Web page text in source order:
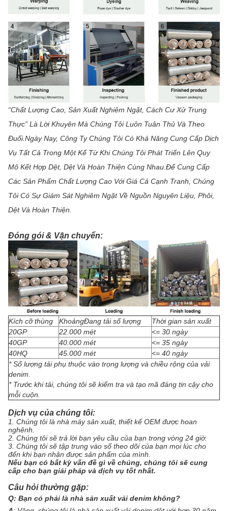
“Chất Lượng Cao, Sản Xuất Nghiêm Ngặt, Cách Cư Xử Trung
Thực” Là Lời Khuyên Mà Chúng Tôi Luôn Tuân Thủ Và Theo
Đuổi.Ngày Nay, Công Ty Chúng Tôi Có Khả Năng Cung Cấp Dịch
Vụ Tất Cả Trong Một Kể Từ Khi Chúng Tôi Phát Triển Lên Quy
Mô Kết Hợp Dệt, Dệt Và Hoàn Thiện Cùng Nhau.Để Cung Cấp
Các Sản Phẩm Chất Lượng Cao Với Giá Cả Cạnh Tranh, Chúng
Tôi Có Sự Giám Sát Nghiêm Ngặt Về Nguồn Nguyên Liệu, Phôi,
Dệt Và Hoàn Thiện.
Đóng gói & Vận chuyển:
Kích cỡ thùng KhoảngĐang tải số lượng
Thời gian sản xuất
20GP
22.000 mét
<= 30 ngày
40GP
40.000 mét
<= 35 ngày
40HQ
45.000 mét
<= 40 ngày
* Số lượng tải phụ thuộc vào trọng lượng và chiều rộng của vải
denim.
* Trước khi tải, chúng tôi sẽ kiểm tra và tạo mã đáng tin cậy cho
mỗi cuộn.
Dịch vụ của chúng tôi:
1. Chúng tôi là nhà máy sản xuất, thiết kế OEM được hoan
nghênh.
2. Chúng tôi sẽ trả lời bạn yêu cầu của bạn trong vòng 24 giờ.
3. Chúng tôi sẽ tập trung vào số theo dõi của bạn mọi lúc cho
đến khi bạn nhận được sản phẩm của mình.
Nếu bạn có bất kỳ vấn đề gì về chúng, chúng tôi sẽ cung
cấp cho bạn giải pháp và dịch vụ tốt nhất.
Câu hỏi thường gặp:
Q: Bạn có phải là nhà sản xuất vải denim không?